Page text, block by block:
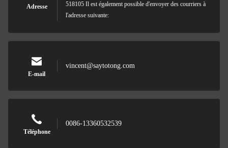
Adresse
518105 Il est également possible d'envoyer des courriers à
l'adresse suivante:
E-mail
vincent@saytotong.com
Téléphone
0086-13360532539